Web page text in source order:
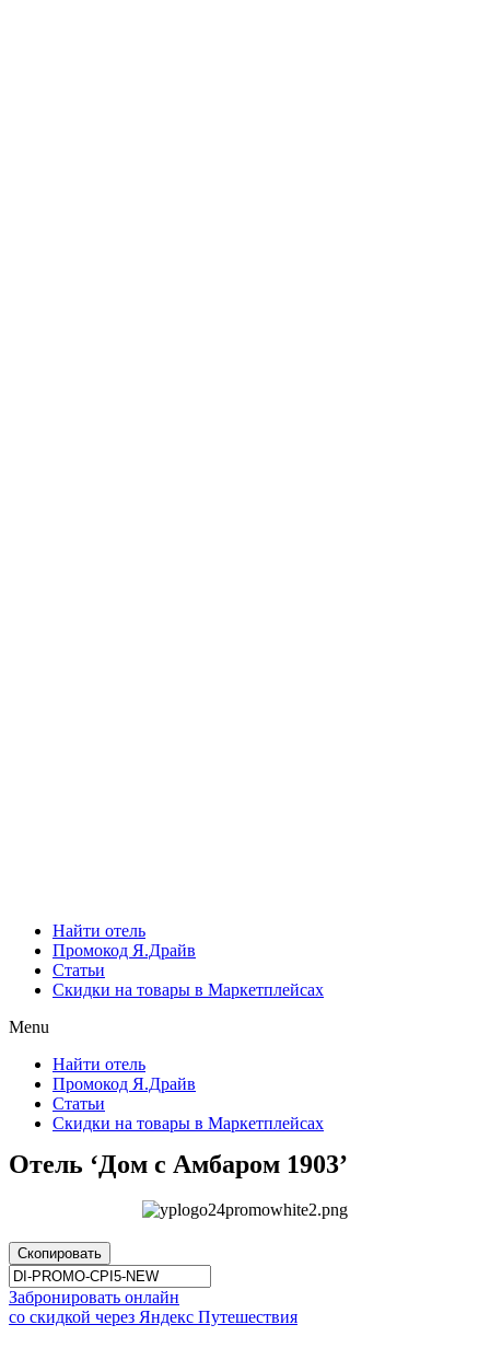
Найти отель
Промокод Я.Драйв
Статьи
Скидки на товары в Маркетплейсах
Menu
Найти отель
Промокод Я.Драйв
Статьи
Скидки на товары в Маркетплейсах
Отель ‘Дом с Амбаром 1903’
Скопировать
Забронировать онлайн
со скидкой через Яндекс Путешествия